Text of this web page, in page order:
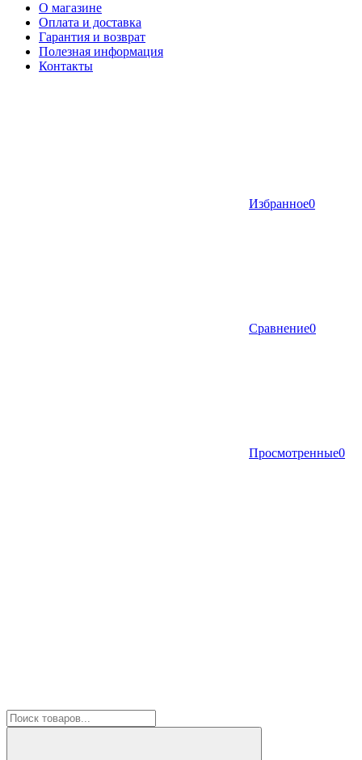
О магазине
Оплата и доставка
Гарантия и возврат
Полезная информация
Контакты
Избранное0
Сравнение0
Просмотренные0